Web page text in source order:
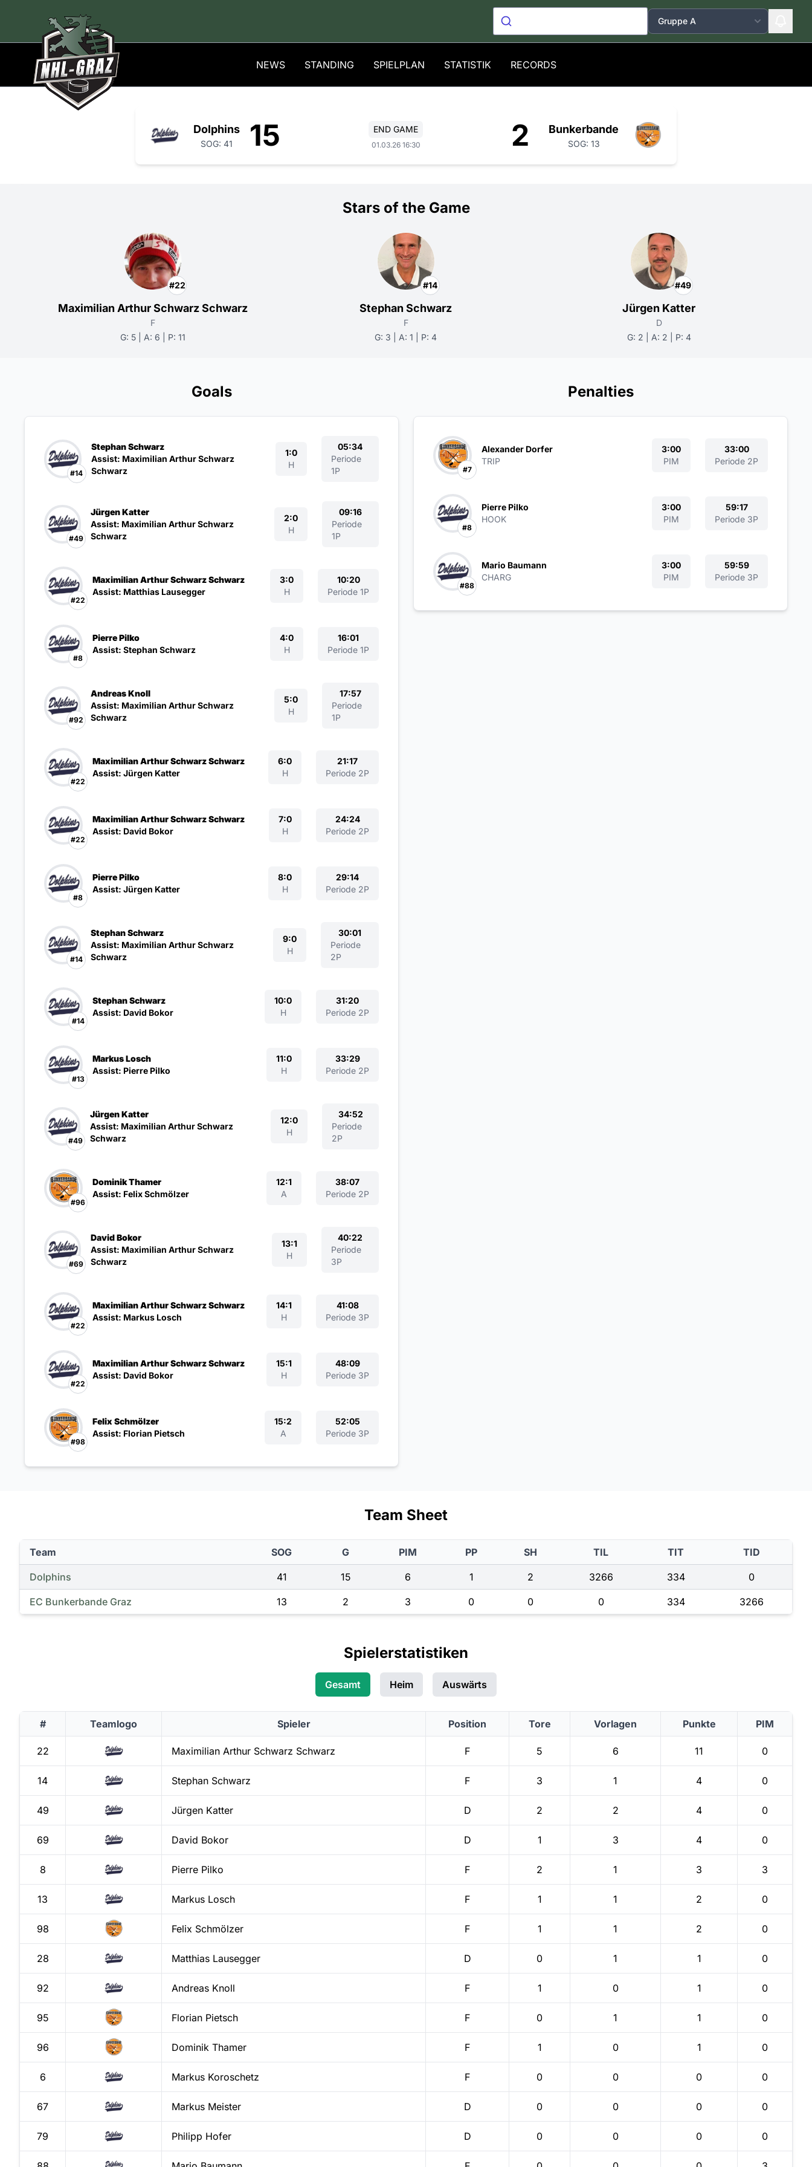
NEWS STANDING SPIELPLAN STATISTIK RECORDS
Dolphins
SOG: 41 15 END GAME
01.03.26 16:30 2 Bunkerbande
SOG: 13
Stars of the Game
#22
Maximilian Arthur Schwarz Schwarz
F
G: 5 | A: 6 | P: 11
#14
Stephan Schwarz
F
G: 3 | A: 1 | P: 4
#49
Jürgen Katter
D
G: 2 | A: 2 | P: 4
Goals
#14
Stephan Schwarz
Assist: Maximilian Arthur Schwarz
Schwarz
1:0
H
05:34
Periode
1P
#49
Jürgen Katter
Assist: Maximilian Arthur Schwarz
Schwarz
2:0
H
09:16
Periode
1P
#22
Maximilian Arthur Schwarz Schwarz
Assist: Matthias Lausegger
3:0
H
10:20
Periode 1P
#8
Pierre Pilko
Assist: Stephan Schwarz
4:0
H
16:01
Periode 1P
#92
Andreas Knoll
Assist: Maximilian Arthur Schwarz
Schwarz
5:0
H
17:57
Periode
1P
#22
Maximilian Arthur Schwarz Schwarz
Assist: Jürgen Katter
6:0
H
21:17
Periode 2P
#22
Maximilian Arthur Schwarz Schwarz
Assist: David Bokor
7:0
H
24:24
Periode 2P
#8
Pierre Pilko
Assist: Jürgen Katter
8:0
H
29:14
Periode 2P
#14
Stephan Schwarz
Assist: Maximilian Arthur Schwarz
Schwarz
9:0
H
30:01
Periode
2P
#14
Stephan Schwarz
Assist: David Bokor
10:0
H
31:20
Periode 2P
#13
Markus Losch
Assist: Pierre Pilko
11:0
H
33:29
Periode 2P
#49
Jürgen Katter
Assist: Maximilian Arthur Schwarz
Schwarz
12:0
H
34:52
Periode
2P
#96
Dominik Thamer
Assist: Felix Schmölzer
12:1
A
38:07
Periode 2P
#69
David Bokor
Assist: Maximilian Arthur Schwarz
Schwarz
13:1
H
40:22
Periode
3P
#22
Maximilian Arthur Schwarz Schwarz
Assist: Markus Losch
14:1
H
41:08
Periode 3P
#22
Maximilian Arthur Schwarz Schwarz
Assist: David Bokor
15:1
H
48:09
Periode 3P
#98
Felix Schmölzer
Assist: Florian Pietsch
15:2
A
52:05
Periode 3P
Penalties
#7
Alexander Dorfer
TRIP
3:00
PIM
33:00
Periode 2P
#8
Pierre Pilko
HOOK
3:00
PIM
59:17
Periode 3P
#88
Mario Baumann
CHARG
3:00
PIM
59:59
Periode 3P
Team Sheet
Team SOG G PIM PP SH TIL TIT TID
Dolphins 41 15 6 1 2 3266 334 0
EC Bunkerbande Graz 13 2 3 0 0 0 334 3266
Spielerstatistiken
Gesamt Heim Auswärts
# Teamlogo Spieler Position Tore Vorlagen Punkte PIM
22 Maximilian Arthur Schwarz Schwarz F 5 6 11 0
14 Stephan Schwarz F 3 1 4 0
49 Jürgen Katter D 2 2 4 0
69 David Bokor D 1 3 4 0
8 Pierre Pilko F 2 1 3 3
13 Markus Losch F 1 1 2 0
98 Felix Schmölzer F 1 1 2 0
28 Matthias Lausegger D 0 1 1 0
92 Andreas Knoll F 1 0 1 0
95 Florian Pietsch F 0 1 1 0
96 Dominik Thamer F 1 0 1 0
6 Markus Koroschetz F 0 0 0 0
67 Markus Meister D 0 0 0 0
79 Philipp Hofer D 0 0 0 0